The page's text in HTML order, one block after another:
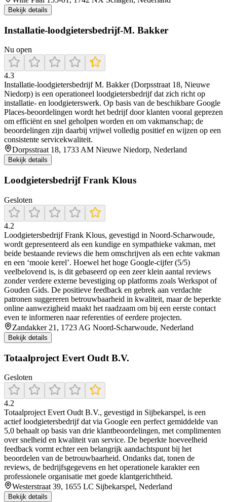
Bekijk details
Installatie-loodgietersbedrijf-M. Bakker
Nu open
4.3
Installatie-loodgietersbedrijf M. Bakker (Dorpsstraat 18, Nieuwe
Niedorp) is een operationeel loodgietersbedrijf dat zich richt op
installatie- en loodgieterswerk. Op basis van de beschikbare Google
Places-beoordelingen wordt het bedrijf door klanten vooral geprezen
om efficiënt en snel geholpen worden en om vakmanschap; de
beoordelingen zijn daarbij vrijwel volledig positief en wijzen op een
consistente servicekwaliteit.
Dorpsstraat 18, 1733 AM Nieuwe Niedorp, Nederland
Bekijk details
Loodgietersbedrijf Frank Klous
Gesloten
4.2
Loodgietersbedrijf Frank Klous, gevestigd in Noord‑Scharwoude,
wordt gepresenteerd als een kundige en sympathieke vakman, met
beide bestaande reviews die hem omschrijven als een echte vakman
en een ‘mooie kerel’. Hoewel het hoge Google‑cijfer (5/5)
veelbelovend is, is dit gebaseerd op een zeer klein aantal reviews
zonder verdere externe bevestiging op platforms zoals Werkspot of
Gouden Gids. De positieve feedback en gebrek aan verdachte
patronen suggereren betrouwbaarheid in kwaliteit, maar de beperkte
online aanwezigheid maakt het raadzaam om bij een eerste contact
even te informeren naar referenties of eerdere projecten.
Zandakker 21, 1723 AG Noord-Scharwoude, Nederland
Bekijk details
Totaalproject Evert Oudt B.V.
Gesloten
4.2
Totaalproject Evert Oudt B.V., gevestigd in Sijbekarspel, is een
actief loodgietersbedrijf dat via Google een perfect gemiddelde van
5,0 behaalt op basis van drie klantbeoordelingen, met complimenten
over snelheid en kwaliteit van service. De beperkte hoeveelheid
feedback vormt echter een belangrijk aandachtspunt bij het
beoordelen van de betrouwbaarheid. Ondanks dat, tonen de
reviews, de bedrijfsgegevens en het operationele karakter een
professionele organisatie met goede klantgerichtheid.
Westerstraat 39, 1655 LC Sijbekarspel, Nederland
Bekijk details